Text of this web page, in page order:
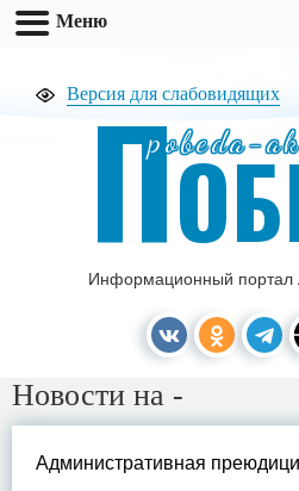
Версия для слабовидящих
pobeda-
П
Информационный портал
Новости на -
Административная
Меню